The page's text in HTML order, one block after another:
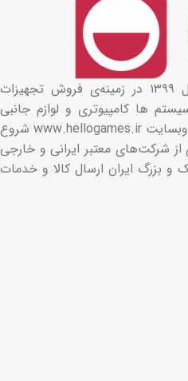
هلو گیمز فعالیت خود را از سال ۱۳۹۹ در زمینه‌ی فروش تجهیزات
ها کامپیوتری و لوازم جانبی
مربوطه به صورت آنلاین از طریق وبسایت www.hellogames.ir شروع
شرکت‌های معتبر ایرانی و خارجی
و بزرگ ایران ارسال کالا و خدمات